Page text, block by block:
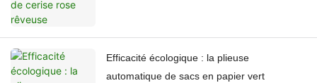
Efficacité écologique : la plieuse
automatique de sacs en papier vert